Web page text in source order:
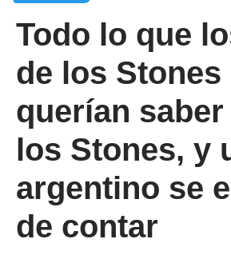
Todo lo que
de los Stones
querían
los Stones, y
argentino se
de contar